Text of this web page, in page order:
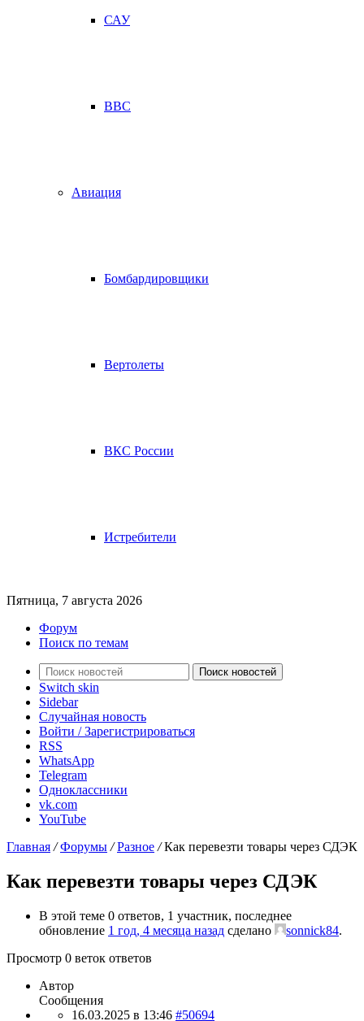
САУ
ВВС
Авиация
Бомбардировщики
Вертолеты
ВКС России
Истребители
Пятница, 7 августа 2026
Форум
Поиск по темам
Поиск новостей
Switch skin
Sidebar
Случайная новость
Войти / Зарегистрироваться
RSS
WhatsApp
Telegram
Одноклассники
vk.com
YouTube
Главная / Форумы / Разное / Как перевезти товары через СДЭК
Как перевезти товары через СДЭК
В этой теме 0 ответов, 1 участник, последнее
обновление 1 год, 4 месяца назад сделано sonnick84.
Просмотр 0 веток ответов
Автор
Сообщения
16.03.2025 в 13:46 #50694